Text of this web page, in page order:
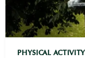
ニ
ン
グ
へ
の
PHYSICAL ACTIVITY